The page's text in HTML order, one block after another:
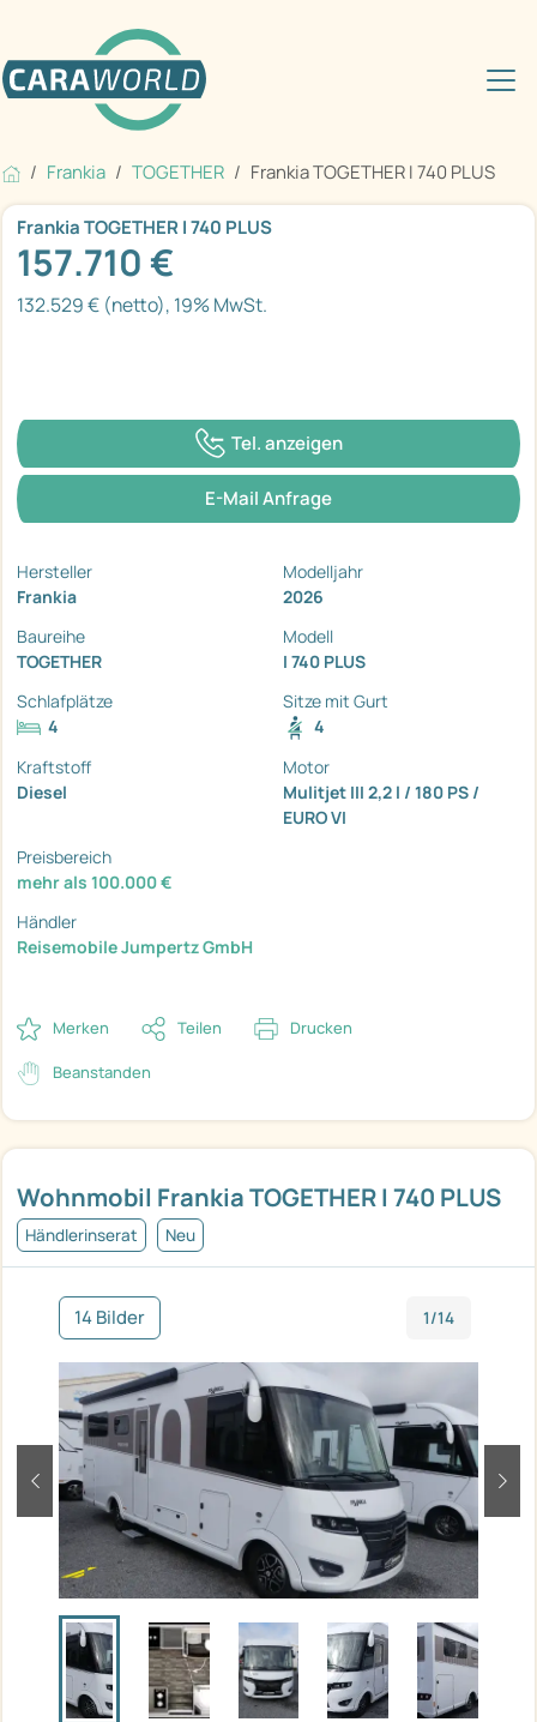
Frankia TOGETHER Frankia TOGETHER I 740 PLUS
Wohnmobil Frankia TOGETHER I 740 PLUS
Händlerinserat Neu
14 Bilder 1/14
zurück
Frankia TOGETHER I 740 PLUS
157.710 €
132.529 € (netto), 19% MwSt.
Tel. anzeigen
E-Mail Anfrage
Hersteller
Frankia
Modelljahr
2026
Baureihe
TOGETHER
Modell
I 740 PLUS
Schlafplätze
4
Sitze mit Gurt
4
Kraftstoff
Diesel
Motor
Mulitjet III 2,2 l / 180 PS /
EURO VI
Preisbereich
mehr als 100.000 €
Händler
Reisemobile Jumpertz GmbH
Merken Teilen Drucken
Beanstanden